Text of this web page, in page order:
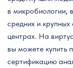
в микробиологии,
средних и крупных
центрах. На
вы можете купить
сертификацию